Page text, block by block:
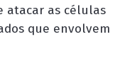
atacar as células
que envolvem